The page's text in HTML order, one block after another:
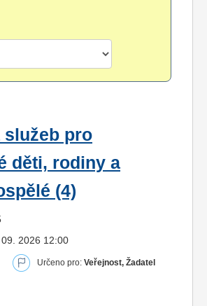
služeb pro
děti, rodiny a
(4)
2026 12:00
Určeno pro: Veřejnost, Žadatel